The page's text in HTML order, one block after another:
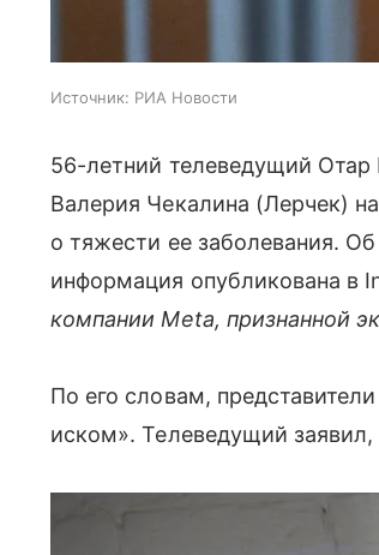
Источник: РИА Новости
56-летний телеведущий
Валерия Чекалина (Лерчек)
о тяжести ее заболевания.
информация опубликована в
компании Meta, признанной
По его словам,
иском». Телеведущий заявил,